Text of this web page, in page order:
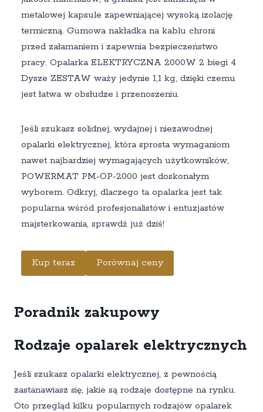
metalowej kapsule zapewniającej wysoką izolację
termiczną. Gumowa nakładka na kablu chroni
przed załamaniem i zapewnia bezpieczeństwo
pracy. Opalarka ELEKTRYCZNA 2000W 2 biegi 4
Dysze ZESTAW waży jedynie 1,1 kg, dzięki czemu
jest łatwa w obsłudze i przenoszeniu.
Jeśli szukasz solidnej, wydajnej i niezawodnej
opalarki elektrycznej, która sprosta wymaganiom
nawet najbardziej wymagających użytkowników,
POWERMAT PM-OP-2000 jest doskonałym
wyborem. Odkryj, dlaczego ta opalarka jest tak
popularna wśród profesjonalistów i entuzjastów
majsterkowania, sprawdź już dziś!
Kup teraz Porównaj ceny
Poradnik zakupowy
Rodzaje opalarek elektrycznych
Jeśli szukasz opalarki elektrycznej, z pewnością
zastanawiasz się, jakie są rodzaje dostępne na rynku.
Oto przegląd kilku popularnych rodzajów opalarek